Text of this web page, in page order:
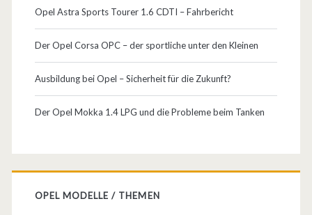
Opel Astra Sports Tourer 1.6 CDTI – Fahrbericht
Der Opel Corsa OPC – der sportliche unter den Kleinen
Ausbildung bei Opel – Sicherheit für die Zukunft?
Der Opel Mokka 1.4 LPG und die Probleme beim Tanken
OPEL MODELLE / THEMEN